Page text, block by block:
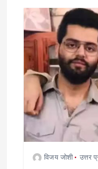
g
a
o
विजय जोशी उत्तर